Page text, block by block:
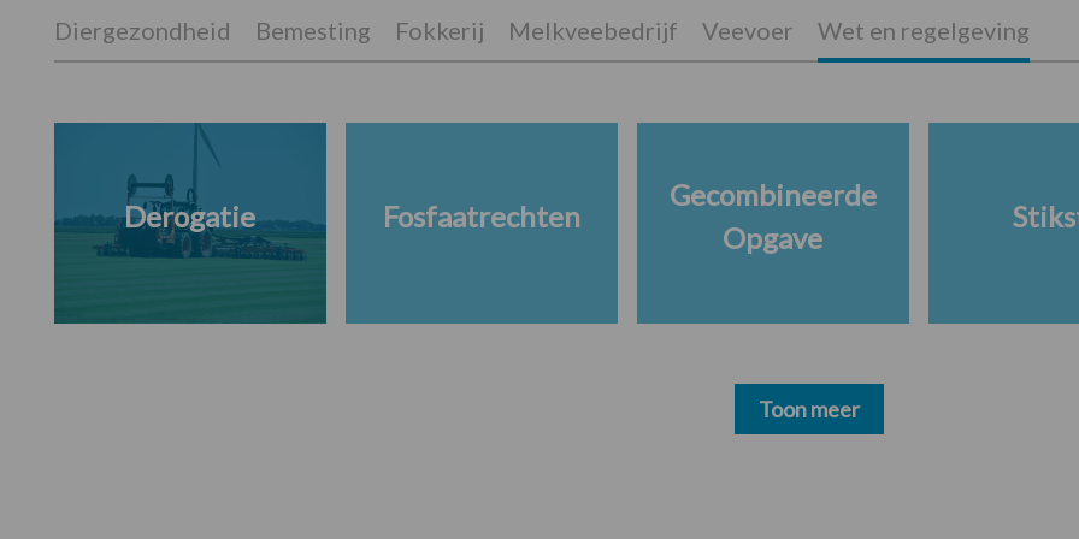
Diergezondheid Bemesting Fokkerij Melkveebedrijf Veevoer Wet en regelgeving
Derogatie Fosfaatrechten
Gecombineerde
Opgave
Toon meer